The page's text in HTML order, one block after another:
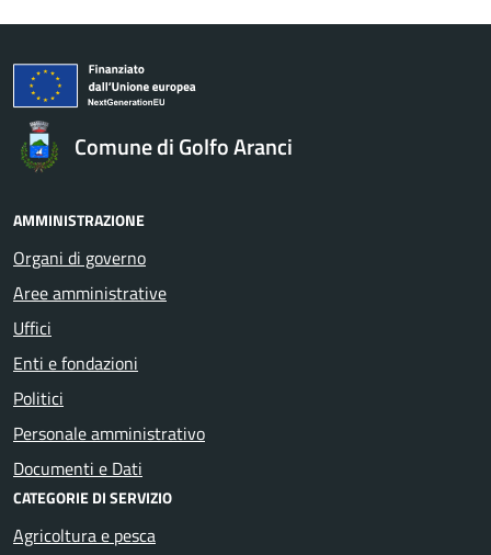
Comune di Golfo Aranci
AMMINISTRAZIONE
Organi di governo
Aree amministrative
Uffici
Enti e fondazioni
Politici
Personale amministrativo
Documenti e Dati
CATEGORIE DI SERVIZIO
Agricoltura e pesca